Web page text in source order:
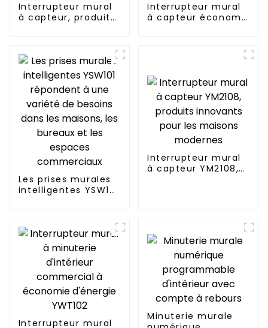
Interrupteur mural
à capteur, produits
Interrupteur mural
à capteur économe
Les prises murales
intelligentes YSW101
les bureaux et les
espaces
commerciaux
Interrupteur mural
à capteur YM2108,
Interrupteur mural
Minuterie murale